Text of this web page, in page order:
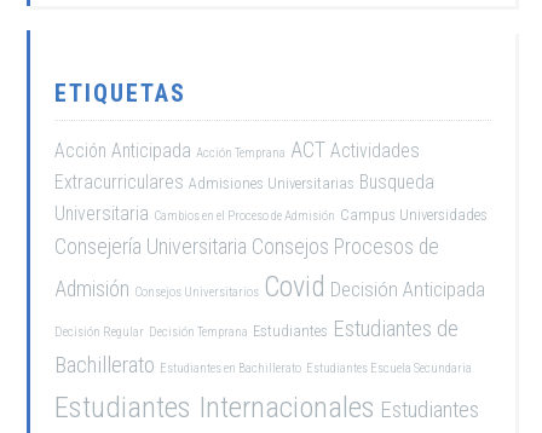
ETIQUETAS
Acción Anticipada Acción Temprana ACT Actividades
Extracurriculares Admisiones Universitarias Busqueda
Universitaria Cambios en el Proceso de Admisión Campus Universidades
Consejería Universitaria Consejos Procesos de
Admisión Consejos Universitarios Covid Decisión Anticipada
Decisión Regular Decisión Temprana Estudiantes Estudiantes de
Bachillerato Estudiantes en Bachillerato Estudiantes Escuela Secundaria
Estudiantes Internacionales Estudiantes